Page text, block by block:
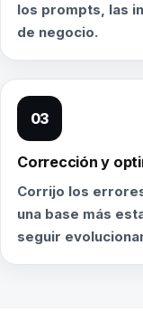
los prompts, las
de negocio.
03
Corrección y
Corrijo los
una base más
seguir